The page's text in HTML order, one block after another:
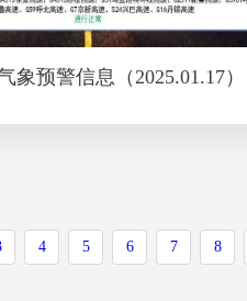
象预警信息（2025.01.17）
4 5 6 7 8